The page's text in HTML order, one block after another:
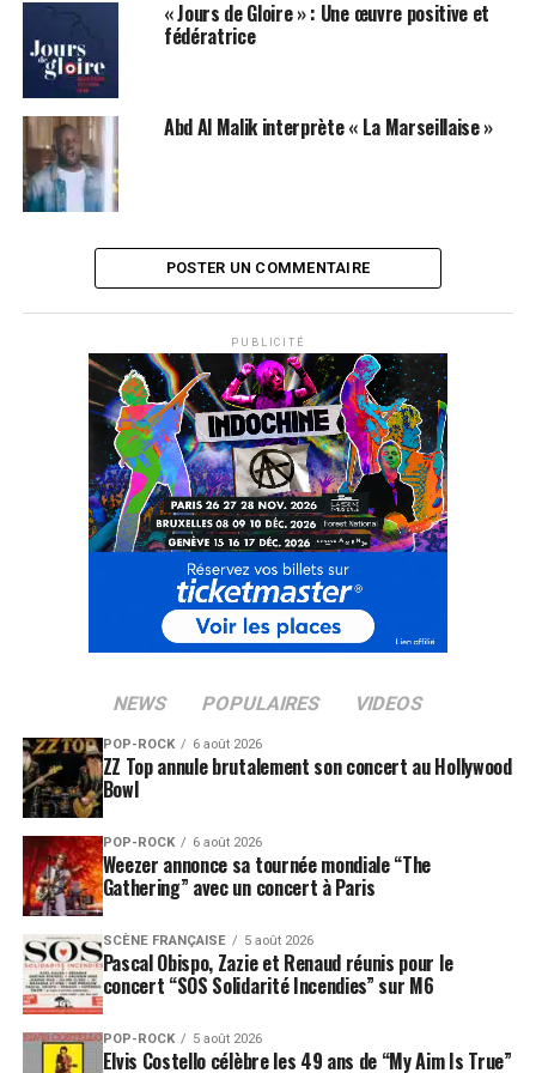
la chanson, Oxmo Puccino démontre que le hip-hop
peut aussi donner du swing à la chanson française.
Le résultat est au rendez-vous. «
est un album hip-hop, profond, sensible, d’une
musicalité rare et touchante. Un travail d’orfèvre pour
une œuvre moderne qui fait rentrer le rap français dans
« Jours de Gloire » : Une œuvre positive et
fédératrice
Abd Al Malik interprète « La Marseillaise »
POSTER UN COMMENTAIRE
PUBLICITÉ
NEWS POPULAIRES VIDEOS
POP-ROCK 6 août 2026
ZZ Top annule brutalement son concert au Hollywood
Bowl
POP-ROCK 6 août 2026
Weezer annonce sa tournée mondiale “The
Gathering” avec un concert à Paris
SCÈNE FRANÇAISE 5 août 2026
Pascal Obispo, Zazie et Renaud réunis pour le
concert “SOS Solidarité Incendies” sur M6
POP-ROCK 5 août 2026
Elvis Costello célèbre les 49 ans de “My Aim Is True”